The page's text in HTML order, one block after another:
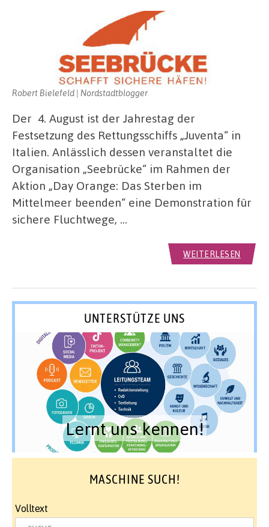
Robert Bielefeld | Nordstadtblogger
Der 4. August ist der Jahrestag der
Festsetzung des Rettungsschiffs „Juventa“ in
Italien. Anlässlich dessen veranstaltet die
Organisation „Seebrücke“ im Rahmen der
Aktion „Day Orange: Das Sterben im
Mittelmeer beenden“ eine Demonstration für
sichere Fluchtwege, …
WEITERLESEN
UNTERSTÜTZE UNS
Lernt uns kennen!
MASCHINE SUCH!
Volltext